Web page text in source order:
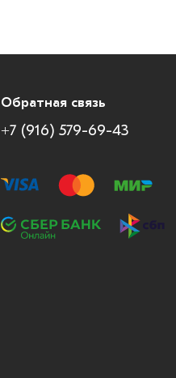
Обратная связь
+7 (916) 579-69-43